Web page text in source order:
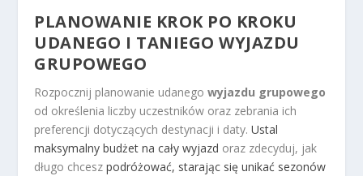
PLANOWANIE KROK PO KROKU
UDANEGO I TANIEGO WYJAZDU
GRUPOWEGO
Rozpocznij planowanie udanegowyjazdu grupowego
od określenia liczby uczestników oraz zebrania ich
preferencji dotyczących destynacji i daty.Ustal
maksymalny budżet na cały wyjazd oraz zdecyduj, jak
długo chceszpodróżować, starając się unikać sezonów